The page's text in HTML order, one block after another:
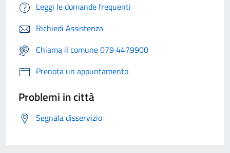
Leggi le domande frequenti
Richiedi Assistenza
Chiama il comune 079 4479900
Prenota un appuntamento
Problemi in città
Segnala disservizio